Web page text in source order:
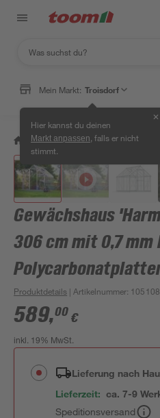
Mein Markt: Troisdorf
Hier kannst du deinen
Markt anpassen , falls er nicht
stimmt.
✕
/ Garten & Freizeit / Anzucht,
Gewächshaus
306 cm mit 0,7 mm
Produktdetails | Artikelnummer:
589,00 €
inkl. 19% MwSt.
Lieferung nach
Lieferzeit: ca. 7-9
Speditionsversand